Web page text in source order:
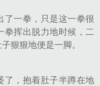
了一拳，只是这一拳很
拳挥出脱力地时候，二
狠狠地便是一脚。
了，抱着肚子半蹲在地